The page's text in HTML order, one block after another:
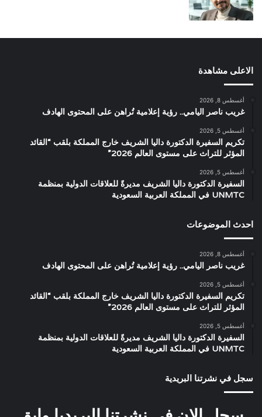
الاعلى مشاهدة
أغسطس 8, 2026
غريب ناصر اليامي.. رؤية إعلامية تُراهن على المحتوى الهادف
أغسطس 5, 2026
تكريم السفيرة الدكتورة داليا الشريف خارج المملكة بلقب “القائد
المؤثر للتراث على مستوى العالم 2026”
أغسطس 5, 2026
السفيرة الدكتورة داليا الشريف مديرةً للعلاقات الدولية بمنظمة
UNMTC في المملكة العربية السعودية
احدث الموضوعات
أغسطس 8, 2026
غريب ناصر اليامي.. رؤية إعلامية تُراهن على المحتوى الهادف
أغسطس 5, 2026
تكريم السفيرة الدكتورة داليا الشريف خارج المملكة بلقب “القائد
المؤثر للتراث على مستوى العالم 2026”
أغسطس 5, 2026
السفيرة الدكتورة داليا الشريف مديرةً للعلاقات الدولية بمنظمة
UNMTC في المملكة العربية السعودية
سجل في نشرتنا البريدية